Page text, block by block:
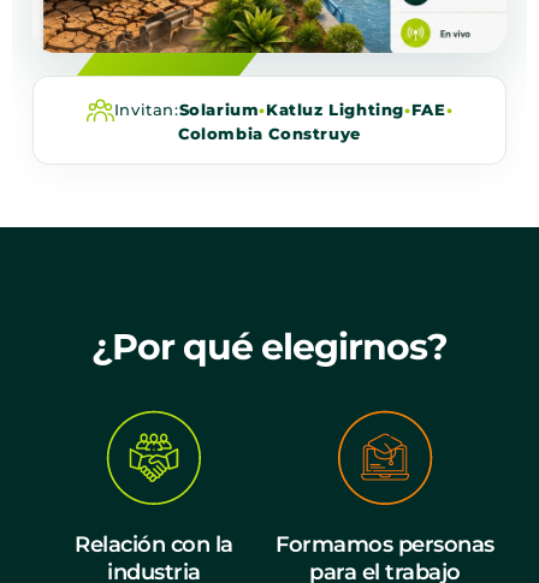
Invitan:Solarium•Katluz Lighting•FAE•
Colombia Construye
¿Por qué elegirnos?
Relación con la
industria
Formamos personas
para el trabajo